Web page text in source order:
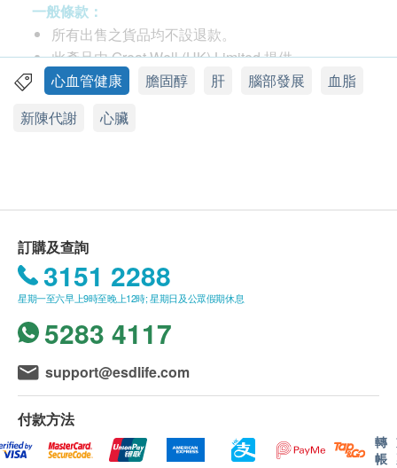
產地
美國
功效
經GMP (Good Manufacturing Practice) 優質生產及研
腦部記憶的其中一種前體，能夠增強記憶力及維持腦
部健康。本產品適合關注肝臟、心臟、血管及腦部健
康人士服用。
適用對象
增強記憶力及預防老年痴呆症
關注肝臟功能人仕
關注及保持活力保健人仕
皮膚粗糙，有黃褐斑、老年斑者
一般條款：
所有出售之貨品均不設退款。
此產品由 Great Well (HK) Limited 提供。
如有任何爭議，Great Well (HK) Limited及健康網
Great Well將於確定訂單後3個工作天內安排發
貨。
疫情下的順豐速運的最新服務安排 – 部份地區暫停
或提供有限度服務，請客戶填寫順豐站/順豐
locker地址，以便收取貨品。
訊號懸掛或黑色暴雨警告生效時，送貨服務時間將
會延遲。
所有訂單須視乎相關貨品的供應情況再作最後確
認。倘若生活易未能提供任何訂單上的貨品，生活
心血管健康 膽固醇 肝 腦部發展
血脂
新陳代謝
心臟
訂購及查詢
3151 2288
星期一至六早上9時至晚上12時; 星期日及公眾假期休息
5283 4117
support@esdlife.com
付款方法
轉
帳